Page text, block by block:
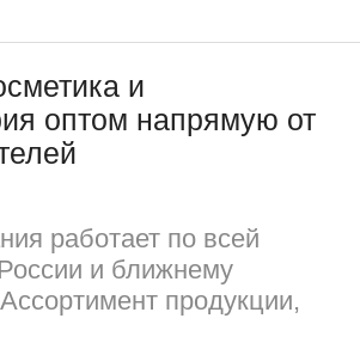
и
оптом напрямую от
работает по всей
и ближнему
продукции,